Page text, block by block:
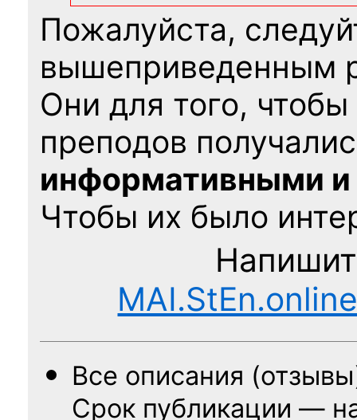
Пожалуйста,
вышеприведенным
Они для того,
преподов
информативными
Чтобы их было
Все описания
Срок публикации —